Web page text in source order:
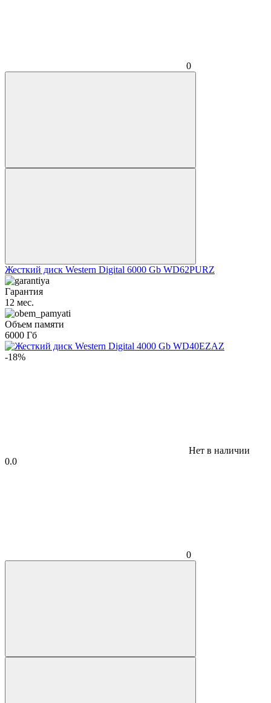
0
Жесткий диск Western Digital 6000 Gb WD62PURZ
Гарантия
12 мес.
Объем памяти
6000 Гб
-18%
Нет в наличии
0.0
0